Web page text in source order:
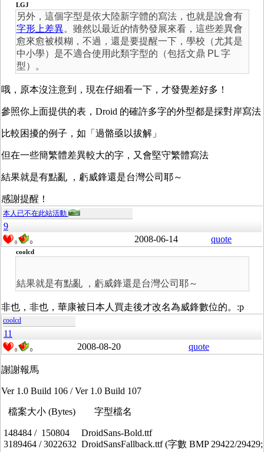
LGJ
另外，這個字型是依大陸新字體的寫法，也就是說會有
字形上差異。雖然以最近的情勢發展來看，這些差異會
愈來愈被模糊，不過，還是要提醒一下，學校（尤其是
中小學）是不適合使用此類字型的（包括文鼎 PL 字
型）。
哦，原本沒注意到，現在仔細看一下，才發覺差好多！
參照你上面提供的表，Droid 的確許多字的外型都是採對岸寫法
比較困擾的例子，如「過骼亟以拔解」
但在一些簡繁體差異較大的字，又會堅守繁體寫法
結果就是有點亂 ，虧威鋒還是台灣公司耶～
感謝提醒！
本人已不在此站活動
9
0 0 2008-06-14 quote
coolcd
結果就是有點亂 ，虧威鋒還是台灣公司耶～
非也，非也，華康被日本人買走後才改名為威鋒數位的。:p
coolcd
11
0 0 2008-08-20 quote
謝謝報馬
Ver 1.0 Build 106 / Ver 1.0 Build 107
檔案大小 (Bytes) 字型檔名
148484 / 150804 DroidSans-Bold.ttf
3189464 / 3022632 DroidSansFallback.ttf (字數 BMP 29422/29429;